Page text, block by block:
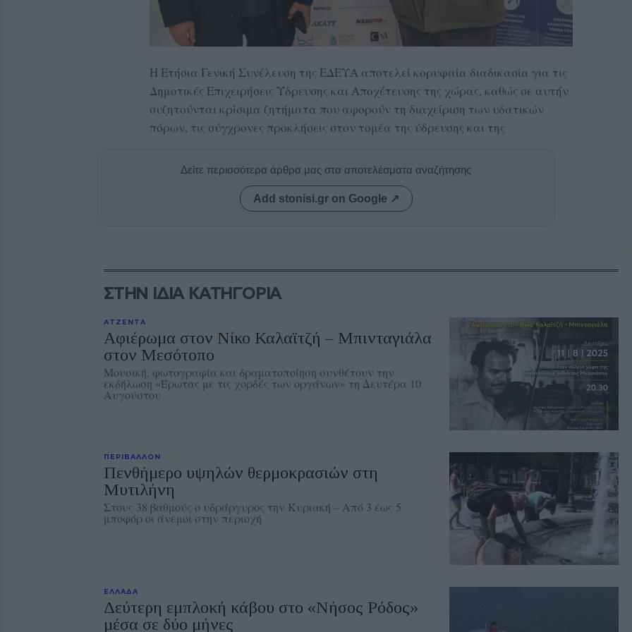
Η Ετήσια Γενική Συνέλευση της ΕΔΕΥΑ αποτελεί κορυφαία διαδικασία για τις
Δημοτικές Επιχειρήσεις Ύδρευσης και Αποχέτευσης της χώρας, καθώς σε αυτήν
συζητούνται κρίσιμα ζητήματα που αφορούν τη διαχείριση των υδατικών
πόρων, τις σύγχρονες προκλήσεις στον τομέα της ύδρευσης και της
Δείτε περισσότερα άρθρα μας στα αποτελέσματα αναζήτησης
Add stonisi.gr on Google ↗
ΣΤΗΝ ΙΔΙΑ ΚΑΤΗΓΟΡΙΑ
ΑΤΖΕΝΤΑ
Αφιέρωμα στον Νίκο Καλαϊτζή – Μπινταγιάλα
στον Μεσότοπο
Μουσική, φωτογραφία και δραματοποίηση συνθέτουν την
εκδήλωση «Έρωτας με τις χορδές των οργάνων» τη Δευτέρα 10
Αυγούστου
ΠΕΡΙΒΑΛΛΟΝ
Πενθήμερο υψηλών θερμοκρασιών στη
Μυτιλήνη
Στους 38 βαθμούς ο υδράργυρος την Κυριακή – Από 3 έως 5
μποφόρ οι άνεμοι στην περιοχή
ΕΛΛΑΔΑ
Δεύτερη εμπλοκή κάβου στο «Νήσος Ρόδος»
μέσα σε δύο μήνες